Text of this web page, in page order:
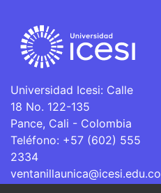
Universidad Icesi: Calle
18 No. 122-135
Pance, Cali - Colombia
Teléfono: +57 (602) 555
2334
ventanillaunica@icesi.edu.co